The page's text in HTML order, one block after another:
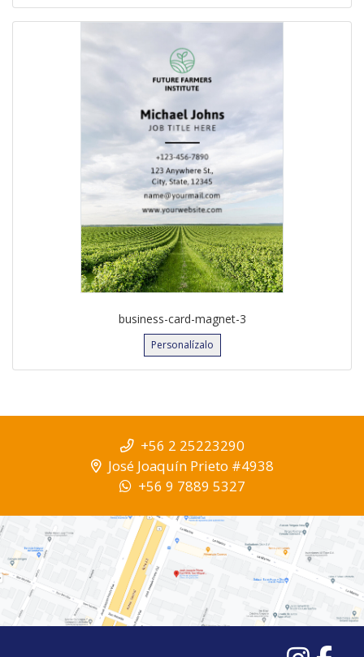
business-card-magnet-3
Personalízalo
+56 2 25223290
José Joaquín Prieto #4938
+56 9 7889 5327